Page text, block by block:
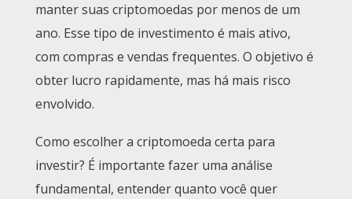
manter suas criptomoedas por menos de um
ano. Esse tipo de investimento é mais ativo,
com compras e vendas frequentes. O objetivo é
obter lucro rapidamente, mas há mais risco
envolvido.
Como escolher a criptomoeda certa para
investir? É importante fazer uma análise
fundamental, entender quanto você quer